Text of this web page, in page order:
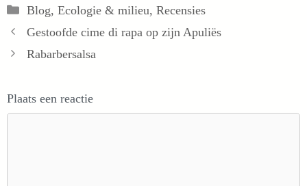
Categorieën
Blog, Ecologie & milieu, Recensies
Gestoofde cime di rapa op zijn Apuliës
Rabarbersalsa
Plaats een reactie